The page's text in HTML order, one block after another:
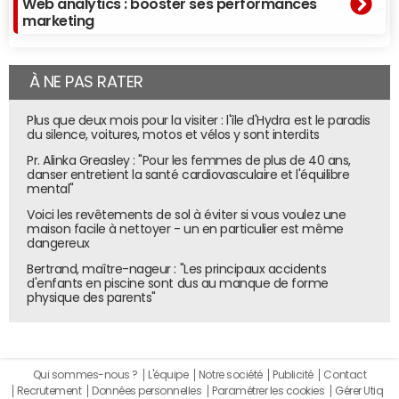
En 2014, la France compte 31 600 robots industriels, d'après les chiffres de
l'IFR Statistical Department.
industriels : la France en compte 125 pour 10 000 salariés
Web analytics : booster ses performances
marketing
À NE PAS RATER
Plus que deux mois pour la visiter : l'île d'Hydra est le paradis
du silence, voitures, motos et vélos y sont interdits
Pr. Alinka Greasley : "Pour les femmes de plus de 40 ans,
danser entretient la santé cardiovasculaire et l'équilibre
mental"
Voici les revêtements de sol à éviter si vous voulez une
maison facile à nettoyer - un en particulier est même
dangereux
Bertrand, maître-nageur : "Les principaux accidents
d'enfants en piscine sont dus au manque de forme
physique des parents"
Qui sommes-nous ? L'équipe Notre société Publicité
Contact
Recrutement
Données personnelles Paramétrer les cookies Gérer Utiq